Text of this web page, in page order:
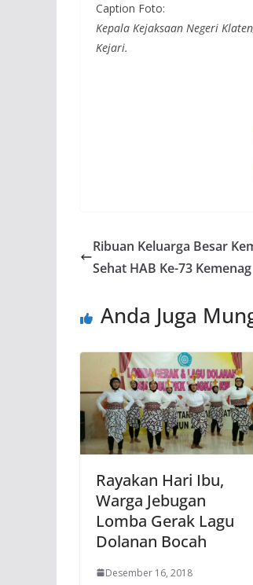
Caption Foto:
Kepala Kejaksaan Negeri
Kejari.
Ribuan Keluarga Besar
Sehat HAB Ke-73 Kemenag
Anda Juga
Rayakan Hari Ibu,
Warga Jebugan
Lomba Gerak Lagu
Dolanan Bocah
Desember 16, 2018